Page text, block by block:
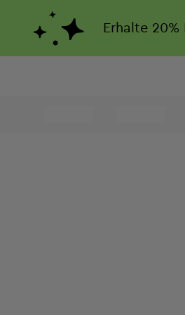
Erhalte 20%